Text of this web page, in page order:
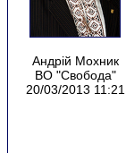
Андрій Мохник
ВО "Свобода"
20/03/2013 11:21